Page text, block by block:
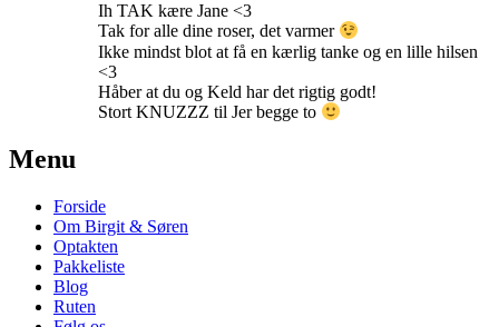
Ih TAK kære Jane <3
Tak for alle dine roser, det varmer
Ikke mindst blot at få en kærlig tanke og en lille hilsen
<3
Håber at du og Keld har det rigtig godt!
Stort KNUZZZ til Jer begge to
Primary
Widget
Area
Menu
Forside
Om Birgit & Søren
Optakten
Pakkeliste
Blog
Ruten